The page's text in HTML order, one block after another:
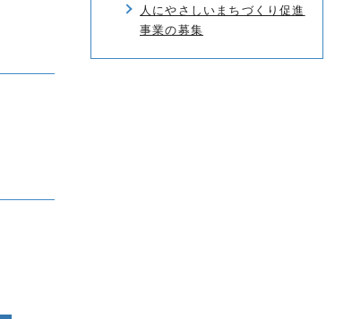
人にやさしいまちづくり促進
事業の募集